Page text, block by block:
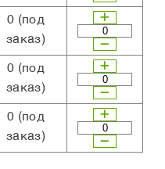
0 (под
заказ)
0 (под
заказ)
0 (под
заказ)